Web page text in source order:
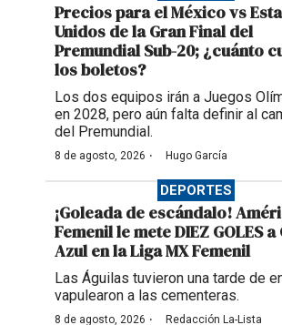
Precios para el México vs
Unidos de la Gran Final del
Premundial Sub-20; ¿cuánto
los boletos?
Los dos equipos irán a Juegos
en 2028, pero aún falta definir al
del Premundial.
8 de agosto, 2026 · Hugo García
DEPORTES
¡Goleada de escándalo!
Femenil le mete DIEZ GOLES a
Azul en la Liga MX Femenil
Las Águilas tuvieron una tarde de
vapulearon a las cementeras.
8 de agosto, 2026 · Redacción La-Lista